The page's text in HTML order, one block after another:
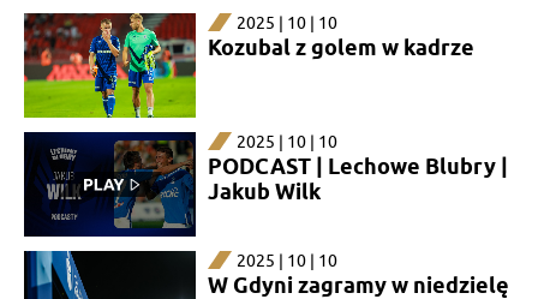
2025 | 10 | 10
Kozubal z golem w kadrze
2025 | 10 | 10
PODCAST | Lechowe Blubry |
Jakub Wilk
2025 | 10 | 10
W Gdyni zagramy w niedzielę